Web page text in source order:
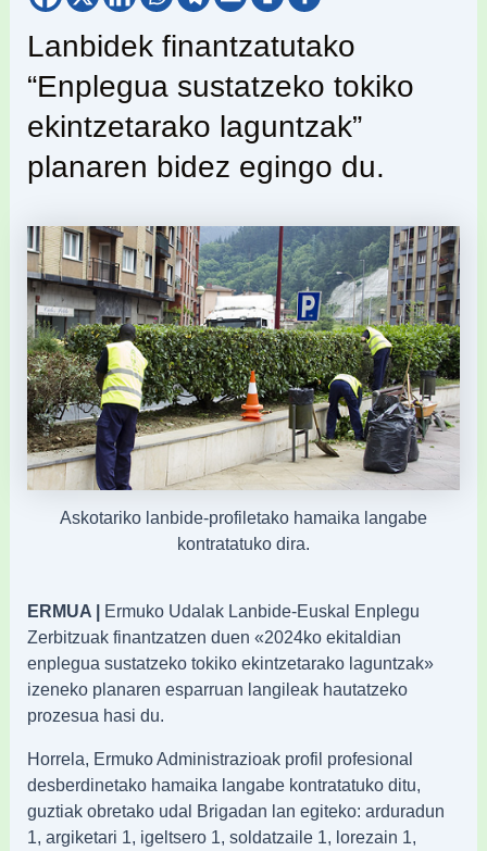
Lanbidek finantzatutako
“Enplegua sustatzeko tokiko
ekintzetarako laguntzak”
planaren bidez egingo du.
Askotariko lanbide-profiletako hamaika langabe
kontratatuko dira.
ERMUA | Ermuko Udalak Lanbide-Euskal Enplegu
Zerbitzuak finantzatzen duen «2024ko ekitaldian
enplegua sustatzeko tokiko ekintzetarako laguntzak»
izeneko planaren esparruan langileak hautatzeko
prozesua hasi du.
Horrela, Ermuko Administrazioak profil profesional
desberdinetako hamaika langabe kontratatuko ditu,
guztiak obretako udal Brigadan lan egiteko: arduradun
1, argiketari 1, igeltsero 1, soldatzaile 1, lorezain 1,